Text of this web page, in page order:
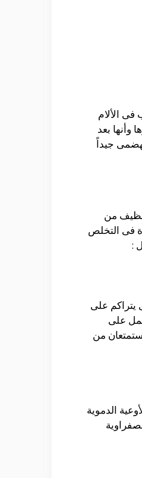
الألام
بعد
جيداً
من
فى التخلص
:
يتراكم على
على
من
الدموية